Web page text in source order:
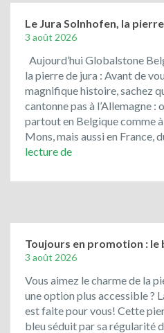
Le Jura Solnhofen, la
3 août 2026
Aujourd’hui Globalstone
la pierre de jura : Avant de
magnifique histoire, sachez
cantonne pas à l’Allemagne :
partout en Belgique comme
Mons, mais aussi en France,
lecture deLe
Solnhofen,
de
Bavière
Toujours en promotion : le
3 août 2026
Vous aimez le charme de la
une option plus accessible ?
est faite pour vous! Cette
bleu séduit par sa régularité